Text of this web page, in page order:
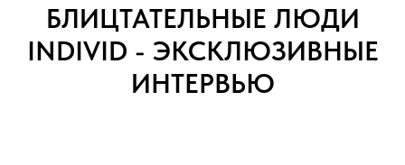
БЛИЦТАТЕЛЬНЫЕ ЛЮДИ
INDIVID - ЭКСКЛЮЗИВНЫЕ
ИНТЕРВЬЮ